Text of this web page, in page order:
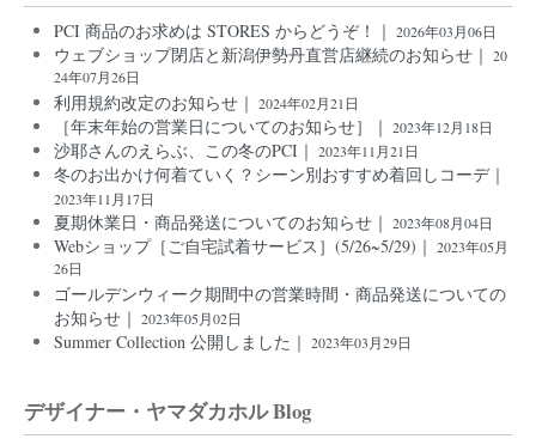
PCI 商品のお求めは STORES からどうぞ！｜ 2026年03月06日
ウェブショップ閉店と新潟伊勢丹直営店継続のお知らせ｜ 20
24年07月26日
利用規約改定のお知らせ｜ 2024年02月21日
［年末年始の営業日についてのお知らせ］｜ 2023年12月18日
沙耶さんのえらぶ、この冬のPCI｜ 2023年11月21日
冬のお出かけ何着ていく？シーン別おすすめ着回しコーデ｜
2023年11月17日
夏期休業日・商品発送についてのお知らせ｜ 2023年08月04日
Webショップ［ご自宅試着サービス］(5/26~5/29)｜ 2023年05月
26日
ゴールデンウィーク期間中の営業時間・商品発送についての
お知らせ｜ 2023年05月02日
Summer Collection 公開しました｜ 2023年03月29日
デザイナー・ヤマダカホル Blog